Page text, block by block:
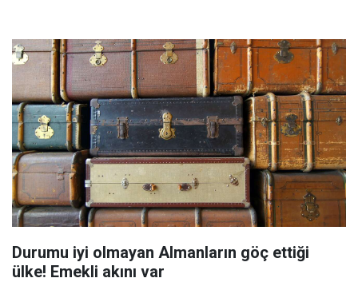
Durumu iyi olmayan Almanların göç ettiği
ülke! Emekli akını var